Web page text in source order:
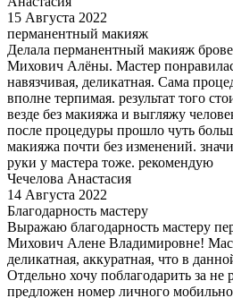
15 Августа 2022
перманентный макияж
Делала перманентный макияж
Михович Алёны. Мастер
навязчивая, деликатная. Сама
вполне терпимая. результат того
везде без макияжа и выгляжу
после процедуры прошло чуть
макияжа почти без изменений.
руки у мастера тоже. рекомендую
Чечелова Анастасия
14 Августа 2022
Благодарность мастеру
Выражаю благодарность мастеру
Михович Алене Владимировне!
деликатная, аккуратная, что в
Отдельно хочу поблагодарить за
предложен номер личного